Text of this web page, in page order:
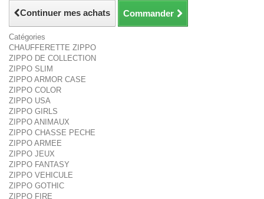
Continuer mes achats Commander
Catégories
CHAUFFERETTE ZIPPO
ZIPPO DE COLLECTION
ZIPPO SLIM
ZIPPO ARMOR CASE
ZIPPO COLOR
ZIPPO USA
ZIPPO GIRLS
ZIPPO ANIMAUX
ZIPPO CHASSE PECHE
ZIPPO ARMEE
ZIPPO JEUX
ZIPPO FANTASY
ZIPPO VEHICULE
ZIPPO GOTHIC
ZIPPO FIRE